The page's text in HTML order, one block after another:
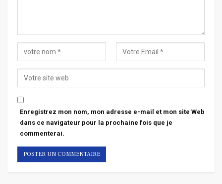
Enregistrez mon nom, mon adresse e-mail et mon site Web
dans ce navigateur pour la prochaine fois que je
commenterai.